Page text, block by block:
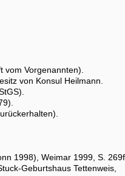
Vorgenannten).
von Konsul Heilmann.
1998), Weimar 1999, S. 269f.
Geburtshaus Tettenweis,